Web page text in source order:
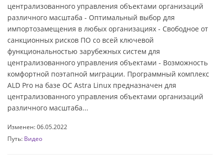
централизованного управления объектами организаций
различного масштаба - Оптимальный выбор для
импортозамещения в любых организациях - Свободное от
санкционных рисков ПО со всей ключевой
функциональностью зарубежных систем для
централизованного управления объектами - Возможность
комфортной поэтапной миграции. Программный комплекс
ALD Pro на базе ОС Astra Linux предназначен для
централизованного управления объектами организаций
различного масштаба...
Изменен: 06.05.2022
Путь: Видео